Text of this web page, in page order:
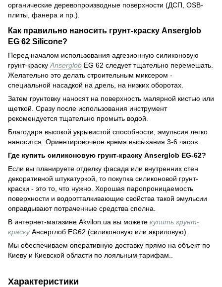
органические деревопроизводные поверхности (ДСП, OSB-
плиты, фанера и пр.).
Как правильно наносить грунт-краску Anserglob
EG 62 Silicone?
Перед началом использования адгезионную силиконовую
грунт-краску Anserglob EG 62 следует тщательно перемешать.
Желательно это делать строительным миксером -
специальной насадкой на дрель, на низких оборотах.
Затем грунтовку наносят на поверхность малярной кистью или
щеткой. Сразу после использования инструмент
рекомендуется тщательно промыть водой.
Благодаря высокой укрывистой способности, эмульсия легко
наносится. Ориентировочное время высыхания 3-6 часов.
Где купить силиконовую грунт-краску Anserglob EG-62?
Если вы планируете отделку фасада или внутренних стен
декоративной штукатуркой, то покупка силиконовой грунт-
краски - это то, что нужно. Хорошая паропроницаемость
поверхности и водоотталкивающие свойства такой эмульсии
оправдывают потраченные средства сполна.
В интернет-магазине Akvilon.ua вы можете купить грунт-
краску Ансерглоб EG62 (силиконовую или акриловую).
Мы обеспечиваем оперативную доставку прямо на объект по
Киеву и Киевской области по лояльным тарифам..
Характеристики